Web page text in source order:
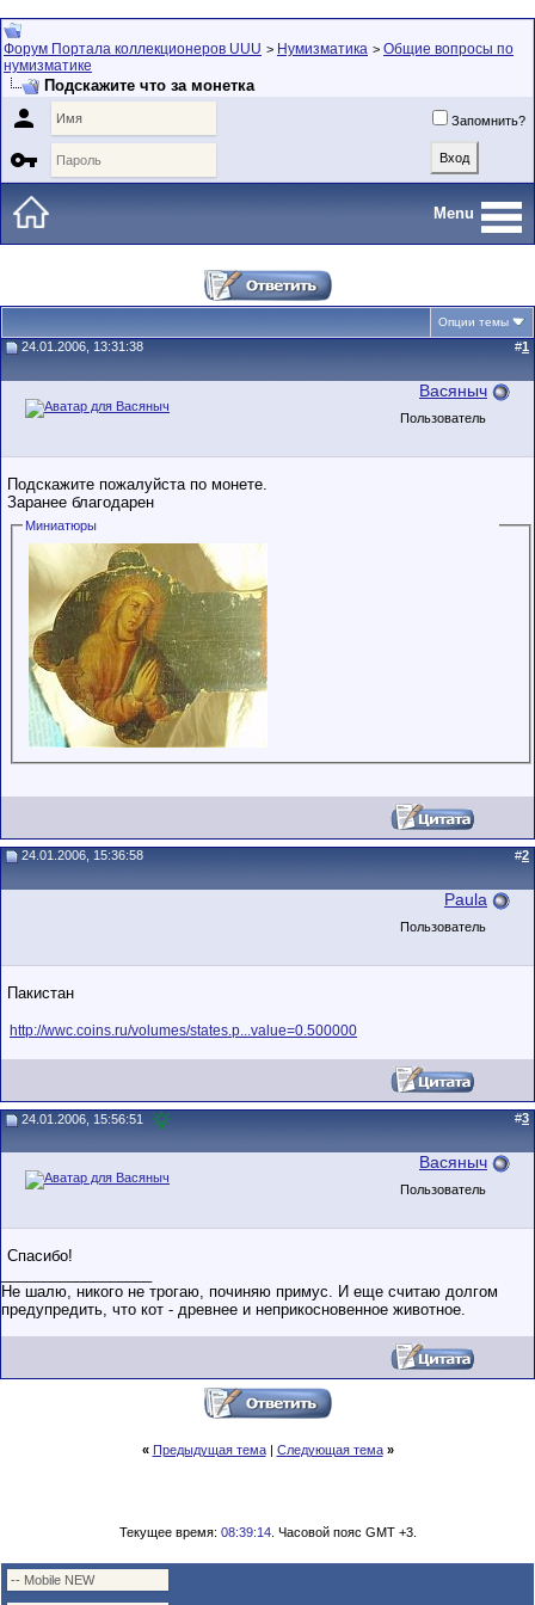
Форум Портала коллекционеров UUU > Нумизматика > Общие вопросы по
нумизматике
Подскажите что за монетка
 Запомнить?

Menu
Опции темы
24.01.2006, 13:31:38 #1
Васяныч
Пользователь
Подскажите пожалуйста по монете.
Заранее благодарен
Миниатюры
24.01.2006, 15:36:58 #2
Paula
Пользователь
Пакистан
http://wwc.coins.ru/volumes/states.p...value=0.500000
24.01.2006, 15:56:51 #3
Васяныч
Пользователь
Спасибо!
Не шалю, никого не трогаю, починяю примус. И еще считаю долгом
предупредить, что кот - древнее и неприкосновенное животное.
« Предыдущая тема| Следующая тема »
Текущее время: 08:39:14. Часовой пояс GMT +3.